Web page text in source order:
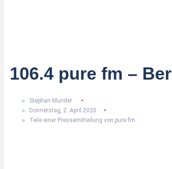
106.4 pure fm –
Stephan Munder
Donnerstag, 2. April 2020
Teile einer Pressemitteilung von pure fm